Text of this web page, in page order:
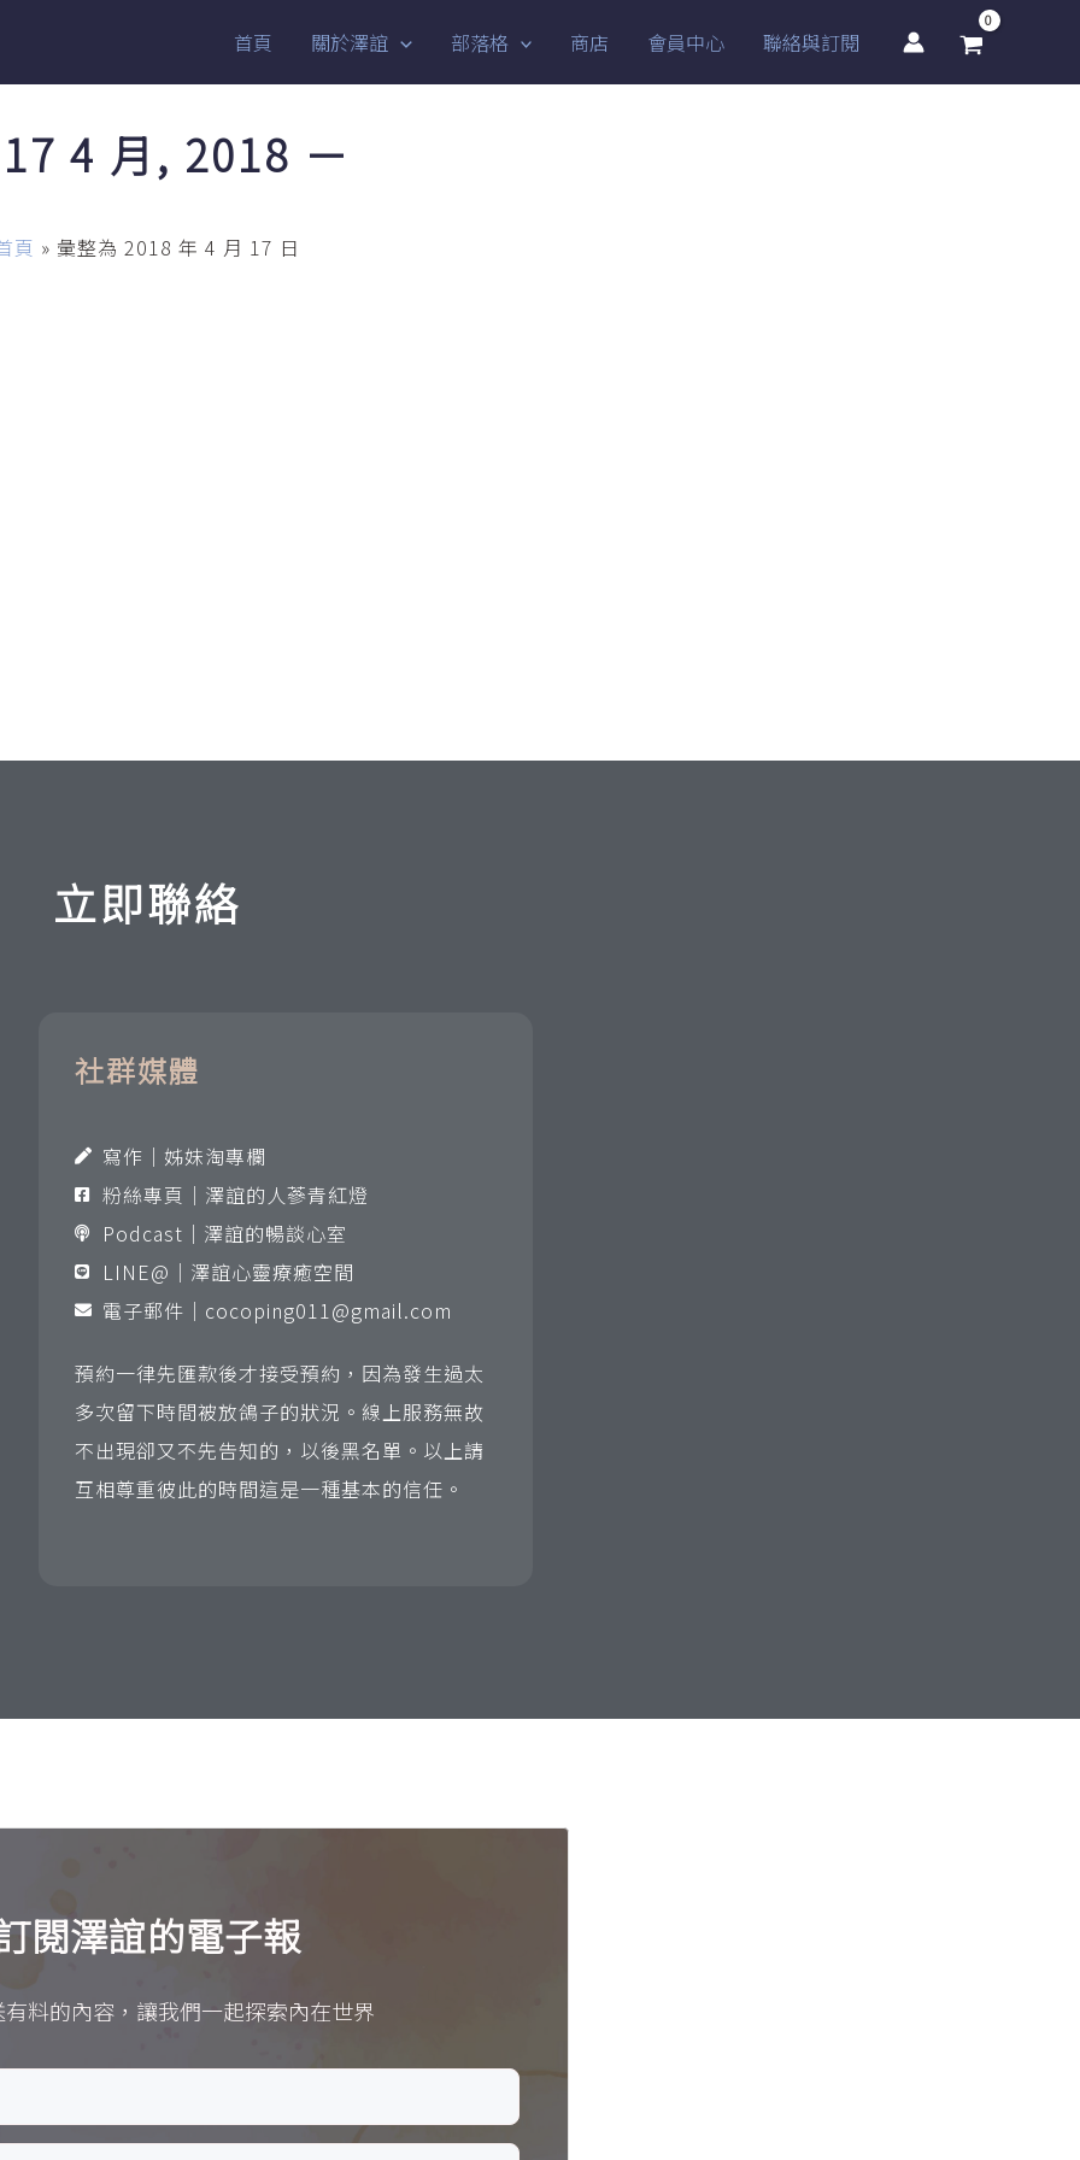
首頁 關於澤誼 部落格 商店 會員中心 聯絡與訂閱
4 月, 2018 －
頁 » 彙整為 2018 年 4 月 17 日
立即聯絡
社群媒體
寫作｜姊妹淘專欄
粉絲專頁｜澤誼的人蔘青紅燈
Podcast｜澤誼的暢談心室
LINE@｜澤誼心靈療癒空間
電子郵件｜ cocoping011@gmail.com
預約一律先匯款後才接受預約，因為發生過太
多次留下時間被放鴿子的狀況。線上服務無故
不出現卻又不先告知的，以後黑名單。以上請
互相尊重彼此的時間這是一種基本的信任。
閱澤誼的電子報
料的內容，讓我們一起探索內在世界